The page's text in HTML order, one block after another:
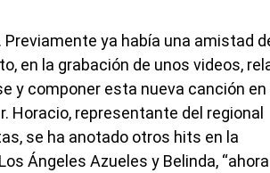
ya había una amistad
en la grabación de unos videos,
y componer esta nueva canción en
Horacio, representante del regional
se ha anotado otros hits en la
Ángeles Azueles y Belinda,